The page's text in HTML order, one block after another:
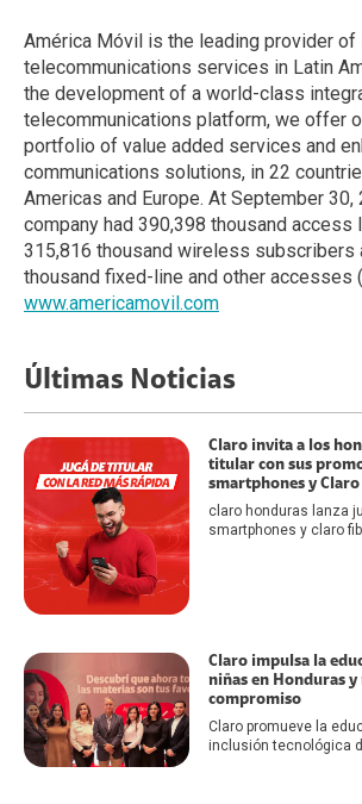
América Móvil is the leading provider of
telecommunications services in Latin
the development of a world-class
telecommunications platform, we offer
portfolio of value added services and
communications solutions, in 22
Americas and Europe. At September 30,
company had 390,398 thousand access
315,816 thousand wireless subscribers
thousand fixed-line and other accesses
www.americamovil.com
Últimas Noticias
Claro invita a los
titular con sus
smartphones y
claro honduras lanza
smartphones y claro
Claro impulsa la
niñas en Honduras
compromiso
Claro promueve la
inclusión tecnológica